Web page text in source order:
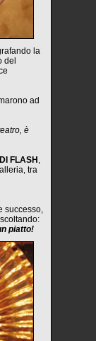
la
del
ad
è
FLASH ,
tra
successo,
piatto!